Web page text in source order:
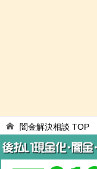
闇金解決相談 TOP
闇金紹介サイト